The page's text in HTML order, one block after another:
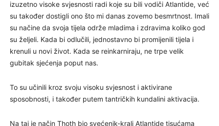
izuzetno visoke svjesnosti radi koje su bili vodiči Atlantide, već
su također dostigli ono što mi danas zovemo besmrtnost. Imali
su načine da svoja tijela održe mladima i zdravima koliko god
su željeli. Kada bi odlučili, jednostavno bi promijenili tijela i
krenuli u novi život. Kada se reinkarniraju, ne trpe velik
gubitak sjećenja poput nas.
To su učinili kroz svoju visoku svjesnost i aktivirane
sposobnosti, i također putem tantričkih kundalini aktivacija.
Na taj je način Thoth bio svećenik-kralj Atlantide tisućama